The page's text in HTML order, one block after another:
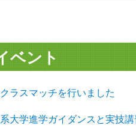
ベント
ラスマッチを行いました
大学進学ガイダンスと実技